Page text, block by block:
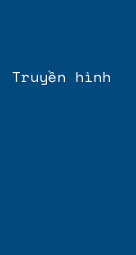
Truyền hình